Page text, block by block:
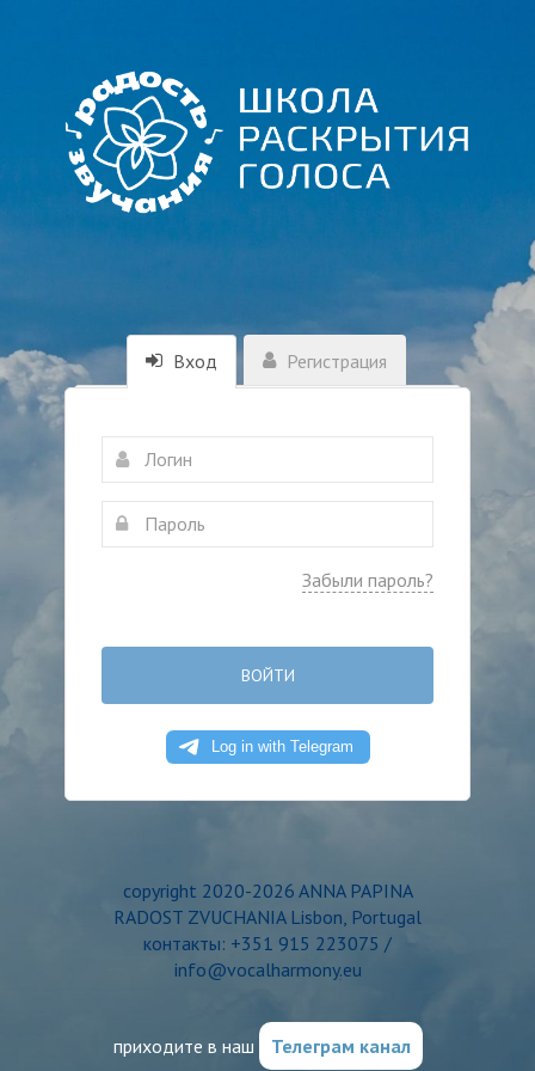
Вход Регистрация
Забыли пароль?
ВОЙТИ
copyright 2020-2026 ANNA PAPINA
RADOST ZVUCHANIA Lisbon, Portugal
контакты: +351 915 223075 /
info@vocalharmony.eu
приходите в наш Телеграм канал